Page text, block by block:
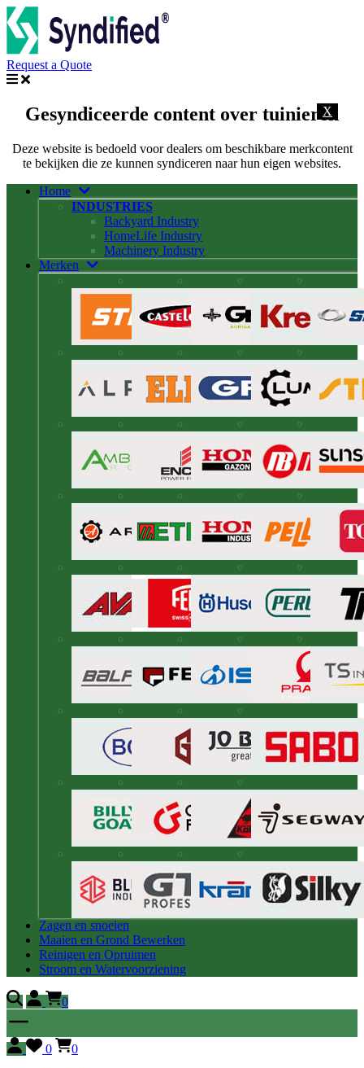
Request a Quote
X
Gesyndiceerde content over tuinieren
Deze website is bedoeld voor dealers om beschikbare merkcontent
te bekijken die ze kunnen syndiceren naar hun eigen websites.
Home
INDUSTRIES
Backyard Industry
HomeLife Industry
Machinery Industry
Merken
Zagen en snoeien
Maaien en Grond Bewerken
Reinigen en Opruimen
Stroom en Watervoorziening
0
0
0